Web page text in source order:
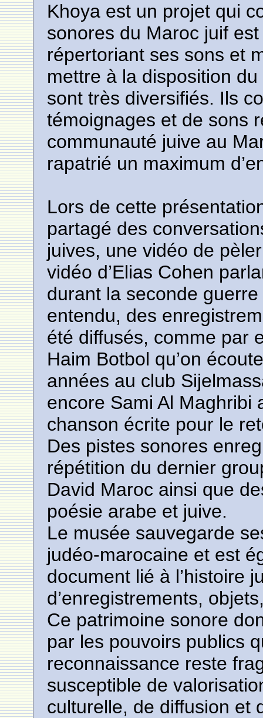
Khoya est un projet qui
sonores du Maroc juif
répertoriant ses sons et
mettre à la disposition
sont très diversifiés. Ils
témoignages et de sons
communauté juive au
rapatrié un maximum
Lors de cette
partagé des
juives, une vidéo de
vidéo d’Elias Cohen
durant la seconde
entendu, des
été diffusés, comme par
Haim Botbol qu’on
années au club
encore Sami Al Maghribi
chanson écrite pour le
Des pistes sonores
répétition du dernier
David Maroc ainsi que
poésie arabe et juive.
Le musée sauvegarde
judéo-marocaine et est
document lié à l’histoire
d’enregistrements,
Ce patrimoine sonore
par les pouvoirs publics
reconnaissance reste
susceptible de
culturelle, de diffusion et